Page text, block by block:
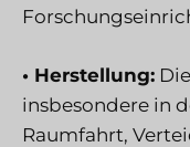
• Herstellung:
insbesondere in
Raumfahrt,